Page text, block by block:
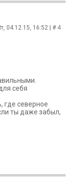
04.12.15, 16:52 | # 4
себя
где северное
ты даже забыл,